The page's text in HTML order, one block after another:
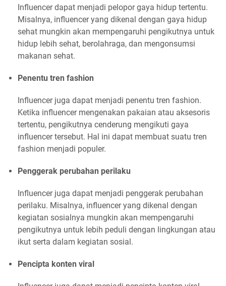
Influencer dapat menjadi pelopor gaya hidup tertentu.
Misalnya, influencer yang dikenal dengan gaya hidup
sehat mungkin akan mempengaruhi pengikutnya untuk
hidup lebih sehat, berolahraga, dan mengonsumsi
makanan sehat.
Penentu tren fashion
Influencer juga dapat menjadi penentu tren fashion.
Ketika influencer mengenakan pakaian atau aksesoris
tertentu, pengikutnya cenderung mengikuti gaya
influencer tersebut. Hal ini dapat membuat suatu tren
fashion menjadi populer.
Penggerak perubahan perilaku
Influencer juga dapat menjadi penggerak perubahan
perilaku. Misalnya, influencer yang dikenal dengan
kegiatan sosialnya mungkin akan mempengaruhi
pengikutnya untuk lebih peduli dengan lingkungan atau
ikut serta dalam kegiatan sosial.
Pencipta konten viral